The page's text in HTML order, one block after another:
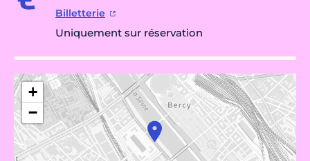
Billetterie
Uniquement sur réservation
+
−